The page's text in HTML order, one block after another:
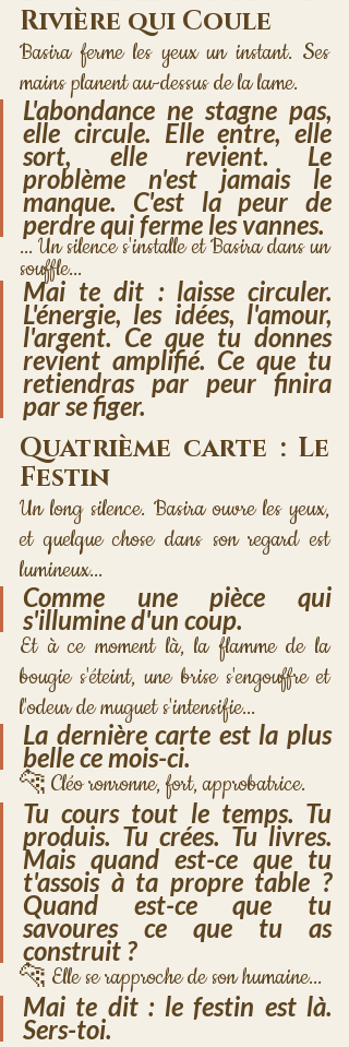
Rivière qui Coule
Basira ferme les yeux un instant. Ses
mains planent au-dessus de la lame.
L'abondance ne stagne pas,
elle circule. Elle entre, elle
sort, elle revient. Le
problème n'est jamais le
manque. C'est la peur de
perdre qui ferme les vannes.
... Un silence s'installe et Basira dans un
souffle...
Mai te dit : laisse circuler.
L'énergie, les idées, l'amour,
l'argent. Ce que tu donnes
revient amplifié. Ce que tu
retiendras par peur finira
par se figer.
Quatrième carte : Le
Festin
Un long silence. Basira ouvre les yeux,
et quelque chose dans son regard est
lumineux...
Comme une pièce qui
s'illumine d'un coup.
Et à ce moment là, la flamme de la
bougie s'éteint, une brise s'engouffre et
l'odeur de muguet s'intensifie...
La dernière carte est la plus
belle ce mois-ci.
🐆 Cléo ronronne, fort, approbatrice.
Tu cours tout le temps. Tu
produis. Tu crées. Tu livres.
Mais quand est-ce que tu
t'assois à ta propre table ?
Quand est-ce que tu
savoures ce que tu as
construit ?
🐆 Elle se rapproche de son humaine...
Mai te dit : le festin est là.
Sers-toi.